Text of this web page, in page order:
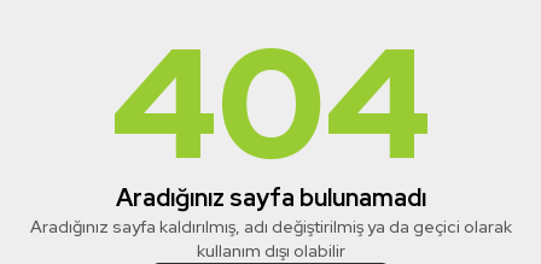
404
Aradığınız sayfa bulunamadı
Aradığınız sayfa kaldırılmış, adı değiştirilmiş ya da geçici olarak
kullanım dışı olabilir